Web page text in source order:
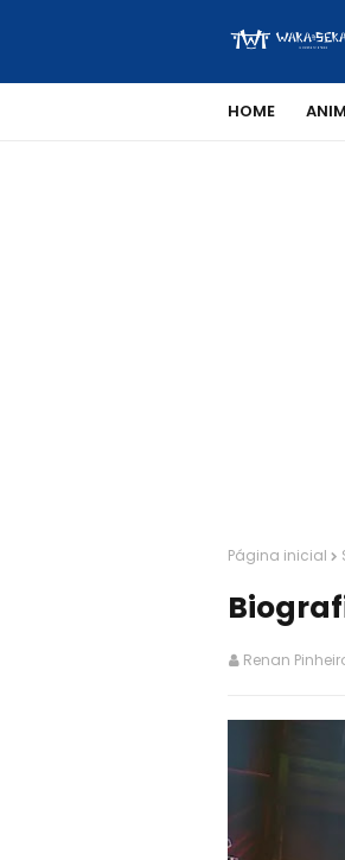
HOME
Página inicial
Renan